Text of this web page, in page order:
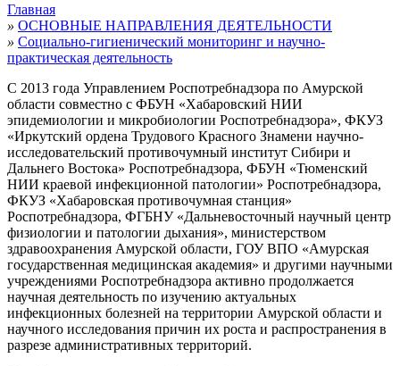
Главная
» ОСНОВНЫЕ НАПРАВЛЕНИЯ ДЕЯТЕЛЬНОСТИ
» Социально-гигиенический мониторинг и научно-
практическая деятельность
С 2013 года Управлением Роспотребнадзора по Амурской
области совместно с ФБУН «Хабаровский НИИ
эпидемиологии и микробиологии Роспотребнадзора», ФКУЗ
«Иркутский ордена Трудового Красного Знамени научно-
исследовательский противочумный институт Сибири и
Дальнего Востока» Роспотребнадзора, ФБУН «Тюменский
НИИ краевой инфекционной патологии» Роспотребнадзора,
ФКУЗ «Хабаровская противочумная станция»
Роспотребнадзора, ФГБНУ «Дальневосточный научный центр
физиологии и патологии дыхания», министерством
здравоохранения Амурской области, ГОУ ВПО «Амурская
государственная медицинская академия» и другими научными
учреждениями Роспотребнадзора активно продолжается
научная деятельность по изучению актуальных
инфекционных болезней на территории Амурской области и
научного исследования причин их роста и распространения в
разрезе административных территорий.